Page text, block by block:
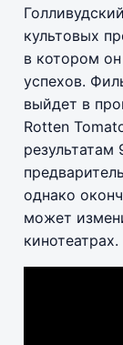
культовых
в котором
успехов.
выйдет в
Rotten
результатам
однако
может
кинотеатрах.